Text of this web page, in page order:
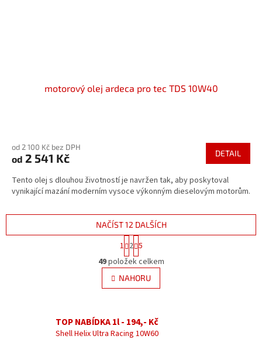
motorový olej ardeca pro tec TDS 10W40
produktu
je
z
5
od 2 100 Kč bez DPH
od 2 541 Kč DETAIL
Tento olej s dlouhou životností je navržen tak, aby poskytoval
vynikající mazání moderním vysoce výkonným dieselovým motorům.
O
v
l
á
c
í
NAČÍST 12 DALŠÍCH
S
t
r
á
n
k
á
n
í
1 2 5
49položek celkem
NAHORU
TOP NABÍDKA 1l - 194,- Kč
Shell Helix Ultra Racing 10W60